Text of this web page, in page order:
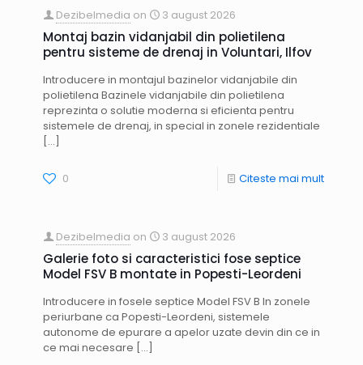
Dezibelmedia on 3 august 2026
Montaj bazin vidanjabil din polietilena
pentru sisteme de drenaj in Voluntari, Ilfov
Introducere in montajul bazinelor vidanjabile din
polietilena Bazinele vidanjabile din polietilena
reprezinta o solutie moderna si eficienta pentru
sistemele de drenaj, in special in zonele rezidentiale
[…]
0 Citeste mai mult
Dezibelmedia on 3 august 2026
Galerie foto si caracteristici fose septice
Model FSV B montate in Popesti-Leordeni
Introducere in fosele septice Model FSV B In zonele
periurbane ca Popesti-Leordeni, sistemele
autonome de epurare a apelor uzate devin din ce in
ce mai necesare […]